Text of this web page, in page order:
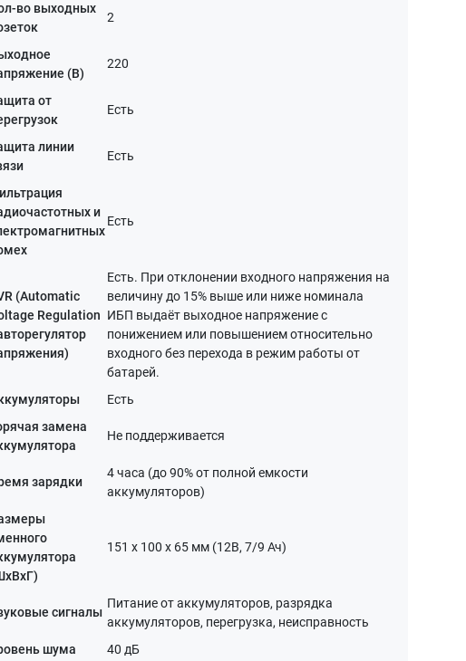
во выходных
2
(В)
220
от
Есть
линии
Есть
и
Есть
(Automatic
Regulation
Есть. При отклонении входного напряжения на
величину до 15% выше или ниже номинала
ИБП выдаёт выходное напряжение с
понижением или повышением относительно
входного без перехода в режим работы от
батарей.
Есть
замена
Не поддерживается
зарядки
4 часа (до 90% от полной емкости
аккумуляторов)
151 х 100 х 65 мм (12В, 7/9 Ач)
сигналы
Питание от аккумуляторов, разрядка
аккумуляторов, перегрузка, неисправность
шума
40 дБ